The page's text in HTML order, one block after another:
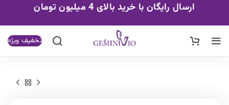
ارسال رایگان با خرید بالای 4 میلیون تومان
تخفیف ویژه